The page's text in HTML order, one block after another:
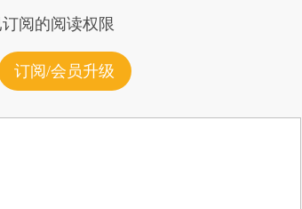
阅的阅读权限
订阅/会员升级